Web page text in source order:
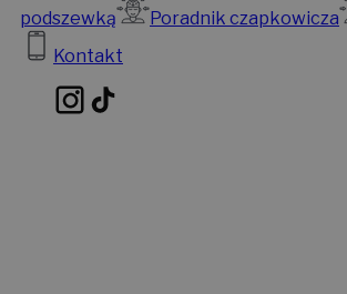
podszewką
Poradnik czapkowicza
Kontakt